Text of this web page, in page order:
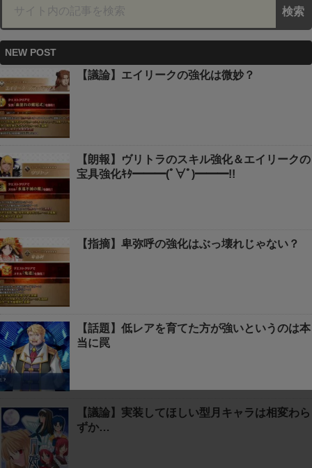
NEW POST
【議論】エイリークの強化は微妙？
【朗報】ヴリトラのスキル強化＆エイリークの
宝具強化ｷﾀ━━━(ﾟ∀ﾟ)━━━!!
【指摘】卑弥呼の強化はぶっ壊れじゃない？
【話題】低レアを育てた方が強いというのは本
当に罠
【議論】実装してほしい型月キャラは相変わら
ずか…